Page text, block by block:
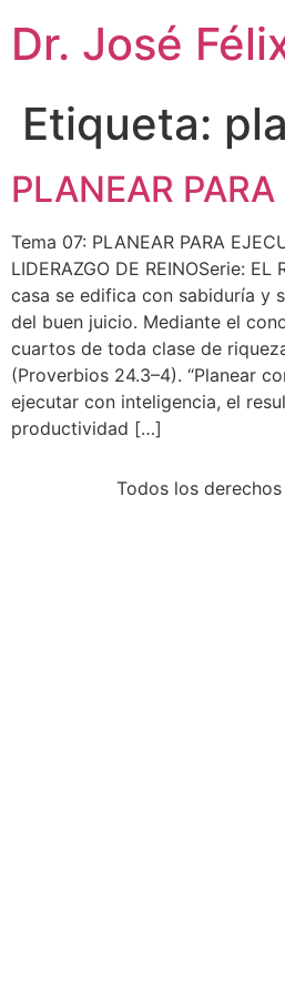
Dr. José
Etiqueta:
PLANEAR
Tema 07: PLANEAR PARA
LIDERAZGO DE REINOSerie: EL
casa se edifica con sabiduría y
del buen juicio. Mediante el
cuartos de toda clase de
(Proverbios 24.3–4). “Planear
ejecutar con inteligencia, el
productividad […]
Todos los